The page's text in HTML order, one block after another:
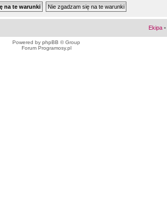
Ekipa •
Powered by phpBB © Group
Forum Programosy.pl